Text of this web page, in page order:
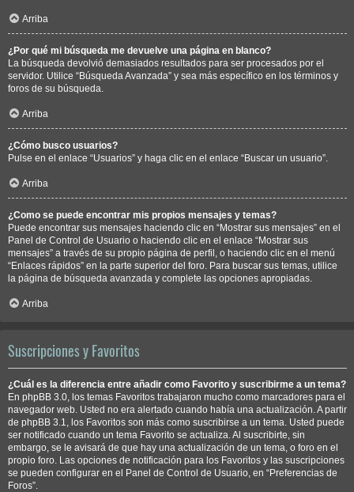
Arriba
¿Por qué mi búsqueda me devuelve una página en blanco?
La búsqueda devolvió demasiados resultados para ser procesados por el
servidor. Utilice “Búsqueda Avanzada” y sea más específico en los términos y
foros de su búsqueda.
Arriba
¿Cómo busco usuarios?
Pulse en el enlace “Usuarios” y haga clic en el enlace “Buscar un usuario”.
Arriba
¿Como se puede encontrar mis propios mensajes y temas?
Puede encontrar sus mensajes haciendo clic en “Mostrar sus mensajes” en el
Panel de Control de Usuario o haciendo clic en el enlace “Mostrar sus
mensajes” a través de su propio página de perfil, o haciendo clic en el menú
“Enlaces rápidos” en la parte superior del foro. Para buscar sus temas, utilice
la página de búsqueda avanzada y complete las opciones apropiadas.
Arriba
Suscripciones y Favoritos
¿Cuál es la diferencia entre añadir como Favorito y suscribirme a un tema?
En phpBB 3.0, los temas Favoritos trabajaron mucho como marcadores para el
navegador web. Usted no era alertado cuando había una actualización. A partir
de phpBB 3.1, los Favoritos son más como suscribirse a un tema. Usted puede
ser notificado cuando un tema Favorito se actualiza. Al suscribirte, sin
embargo, se le avisará de que hay una actualización de un tema, o foro en el
propio foro. Las opciones de notificación para los Favoritos y las suscripciones
se pueden configurar en el Panel de Control de Usuario, en “Preferencias de
Foros”.